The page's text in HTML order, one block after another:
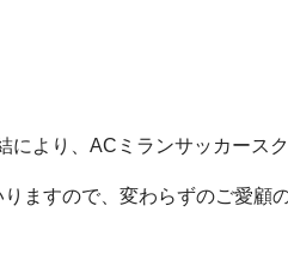
により、ACミランサッカース
ますので、変わらずのご愛顧